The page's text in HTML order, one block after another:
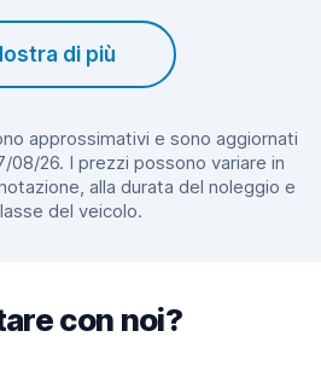
di più
approssimativi e sono aggiornati
08/26. I prezzi possono variare in
alla durata del noleggio e
del veicolo.
con noi?